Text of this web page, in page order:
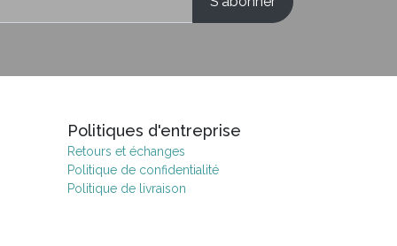
Politiques d'entreprise
Retours et échanges
Politique de confidentialité
Politique de livraison